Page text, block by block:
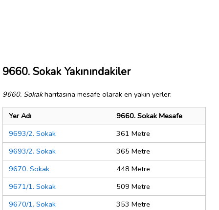
9660. Sokak Yakınındakiler
9660. Sokakharitasına mesafe olarak en yakın yerler:
Yer Adı
9660. Sokak Mesafe
9693/2. Sokak
361 Metre
9693/2. Sokak
365 Metre
9670. Sokak
448 Metre
9671/1. Sokak
509 Metre
9670/1. Sokak
353 Metre